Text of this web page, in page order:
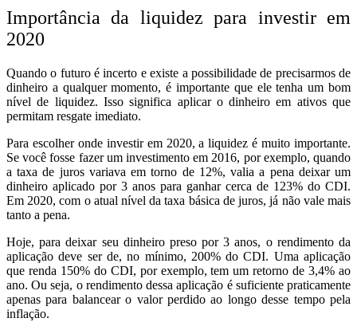
Importância da liquidez para investir em
2020
Quando o futuro é incerto e existe a possibilidade de precisarmos de
dinheiro a qualquer momento, é importante que ele tenha um bom
nível de liquidez. Isso significa aplicar o dinheiro em ativos que
permitam resgate imediato.
Para escolher onde investir em 2020, a liquidez é muito importante.
Se você fosse fazer um investimento em 2016, por exemplo, quando
a taxa de juros variava em torno de 12%, valia a pena deixar um
dinheiro aplicado por 3 anos para ganhar cerca de 123% do CDI.
Em 2020, com o atual nível da taxa básica de juros, já não vale mais
tanto a pena.
Hoje, para deixar seu dinheiro preso por 3 anos, o rendimentoda
aplicação deve ser de, no mínimo, 200% do CDI. Uma aplicação
que renda 150% do CDI, por exemplo, tem um retorno de 3,4% ao
ano. Ou seja, o rendimento dessa aplicação é suficiente praticamente
apenas para balancear o valor perdido ao longo desse tempo pela
inflação.